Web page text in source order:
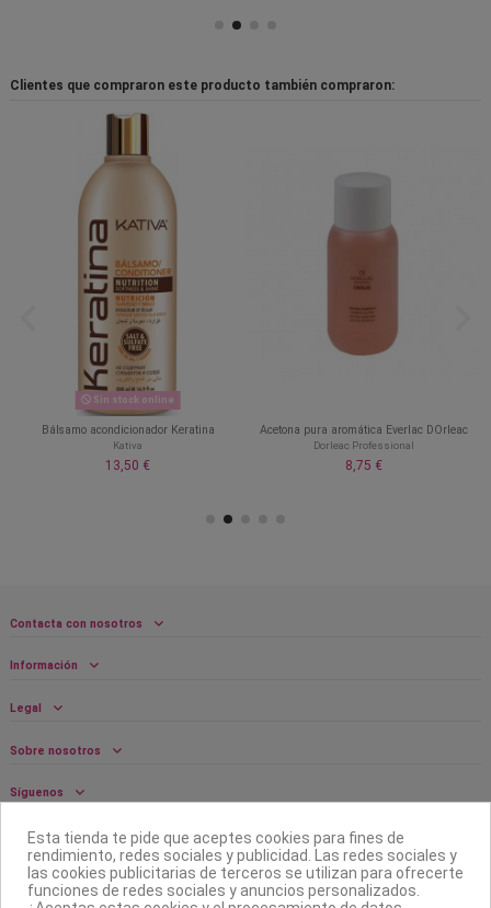
Clientes que compraron este producto también compraron:
Sin stock online
Bálsamo acondicionador Keratina
Kativa
13,50 €
Acetona pura aromática Everlac DOrleac
Dorleac Professional
8,75 €
Contacta con nosotros
Información
Legal
Sobre nosotros
Síguenos
Boletín
Esta tienda te pide que aceptes cookies para fines de
rendimiento, redes sociales y publicidad. Las redes sociales y
las cookies publicitarias de terceros se utilizan para ofrecerte
funciones de redes sociales y anuncios personalizados.